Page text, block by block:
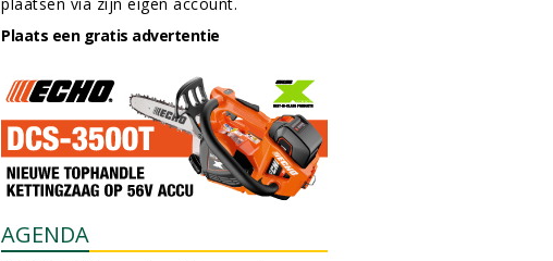
Plaats een gratis advertentie
AGENDA